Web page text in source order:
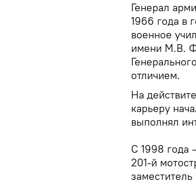
Генерал
1966 года в
военное
имени М.В.
отличием.
На
карьеру
выполнял
С 1998 года
201-й